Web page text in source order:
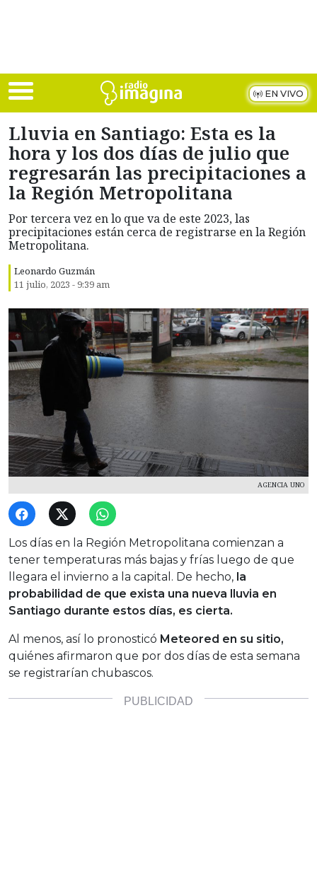
EN VIVO
Lluvia en Santiago: Esta es la
hora y los dos días de julio que
regresarán las precipitaciones a
la Región Metropolitana
Por tercera vez en lo que va de este 2023, las
precipitaciones están cerca de registrarse en la Región
Metropolitana.
Leonardo Guzmán
11 julio, 2023 - 9:39 am
AGENCIA UNO
Los días en la Región Metropolitana comienzan a
tener temperaturas más bajas y frías luego de que
llegara el invierno a la capital. De hecho, la
probabilidad de que exista una nueva lluvia en
Santiago durante estos días, es cierta.
Al menos, así lo pronosticó Meteored en su sitio,
quiénes afirmaron que por dos días de esta semana
se registrarían chubascos.